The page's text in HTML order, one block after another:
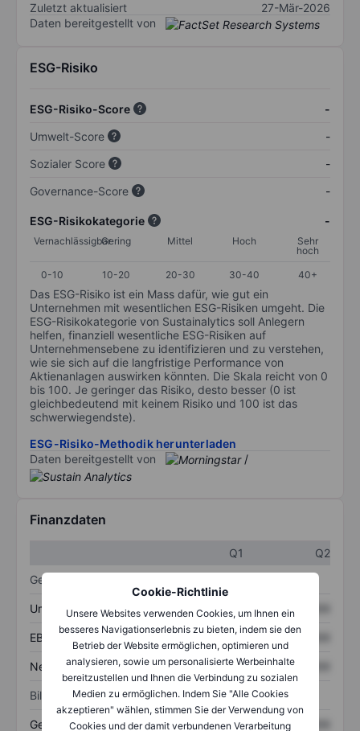
Cookie-Richtlinie
Unsere Websites verwenden Cookies, um Ihnen ein
besseres Navigationserlebnis zu bieten, indem sie den
Betrieb der Website ermöglichen, optimieren und
analysieren, sowie um personalisierte Werbeinhalte
bereitzustellen und Ihnen die Verbindung zu sozialen
Medien zu ermöglichen. Indem Sie "Alle Cookies
akzeptieren" wählen, stimmen Sie der Verwendung von
Cookies und der damit verbundenen Verarbeitung
Zuletzt aktualisiert
27-Mär-2026
Daten bereitgestellt von
ESG-Risiko
ESG-Risiko-Score
-
Umwelt-Score
-
Sozialer Score
-
Governance-Score
-
ESG-Risikokategorie -
VernachlässigbarGering Mittel Hoch
Sehr
hoch
0-10
10-20 20-30 30-40 40+
Das ESG-Risiko ist ein Mass dafür, wie gut ein
Unternehmen mit wesentlichen ESG-Risiken umgeht. Die
ESG-Risikokategorie von Sustainalytics soll Anlegern
helfen, finanziell wesentliche ESG-Risiken auf
Unternehmensebene zu identifizieren und zu verstehen,
wie sie sich auf die langfristige Performance von
Aktienanlagen auswirken könnten. Die Skala reicht von 0
bis 100. Je geringer das Risiko, desto besser (0 ist
gleichbedeutend mit keinem Risiko und 100 ist das
schwerwiegendste).
ESG-Risiko-Methodik herunterladen
Daten bereitgestellt von
/
Finanzdaten
Q1
Q2
Gewinn- und Verlustrechnung
Umsatz XXXXXXX XXXXXXX
EBITDA XXXXXXX XXXXXXX
Nettoeinkommen XXXXXXX XXXXXXX
Bilanz
Gesamtvermögen XXXXXXX XXXXXXX